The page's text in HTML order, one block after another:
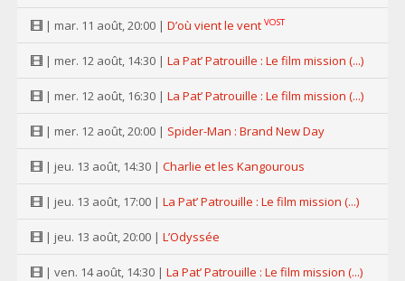
| mar. 11 août, 20:00 | D’où vient le vent VOST
| mer. 12 août, 14:30 | La Pat’ Patrouille : Le film mission (...)
| mer. 12 août, 16:30 | La Pat’ Patrouille : Le film mission (...)
| mer. 12 août, 20:00 | Spider-Man : Brand New Day
| jeu. 13 août, 14:30 | Charlie et les Kangourous
| jeu. 13 août, 17:00 | La Pat’ Patrouille : Le film mission (...)
| jeu. 13 août, 20:00 | L’Odyssée
| ven. 14 août, 14:30 | La Pat’ Patrouille : Le film mission (...)